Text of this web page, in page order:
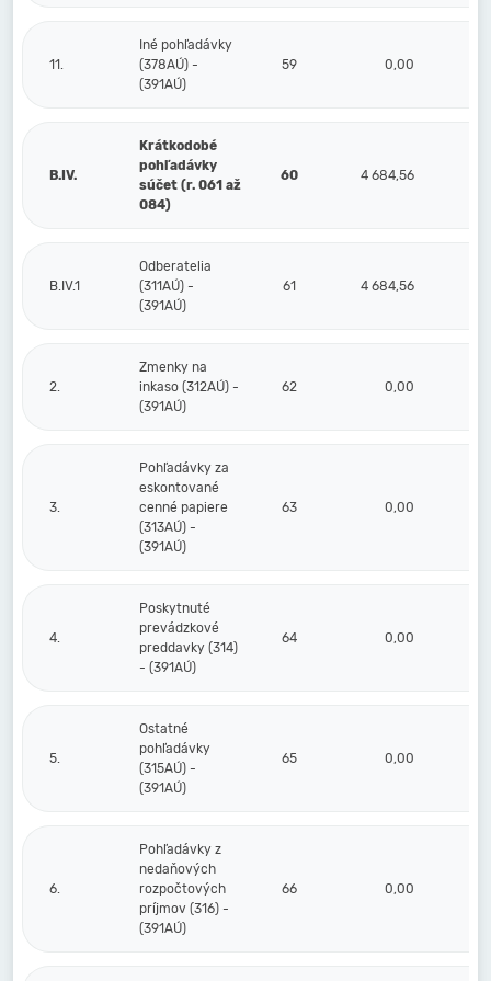
11.
Iné pohľadávky
(378AÚ) -
(391AÚ)
59 0,00
B.IV.
Krátkodobé
pohľadávky
súčet (r. 061 až
084)
60 4 684,56
B.IV.1
Odberatelia
(311AÚ) -
(391AÚ)
61 4 684,56
2.
Zmenky na
inkaso (312AÚ) -
(391AÚ)
62 0,00
3.
Pohľadávky za
eskontované
cenné papiere
(313AÚ) -
(391AÚ)
63 0,00
4.
Poskytnuté
prevádzkové
preddavky (314)
- (391AÚ)
64 0,00
5.
Ostatné
pohľadávky
(315AÚ) -
(391AÚ)
65 0,00
6.
Pohľadávky z
nedaňových
rozpočtových
príjmov (316) -
(391AÚ)
66 0,00